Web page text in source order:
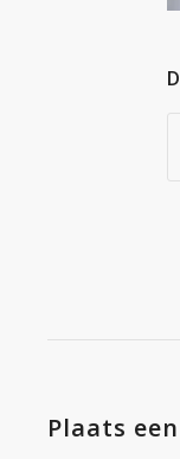
Plaats